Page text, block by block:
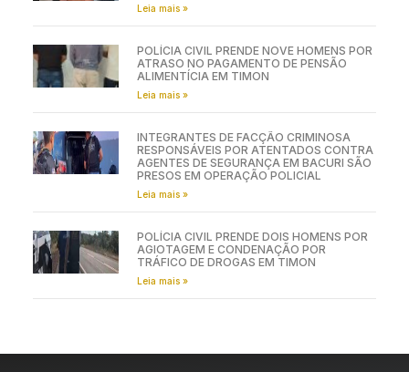
Leia mais »
POLÍCIA CIVIL PRENDE NOVE HOMENS POR
ATRASO NO PAGAMENTO DE PENSÃO
ALIMENTÍCIA EM TIMON
Leia mais »
INTEGRANTES DE FACÇÃO CRIMINOSA
RESPONSÁVEIS POR ATENTADOS CONTRA
AGENTES DE SEGURANÇA EM BACURI SÃO
PRESOS EM OPERAÇÃO POLICIAL
Leia mais »
POLÍCIA CIVIL PRENDE DOIS HOMENS POR
AGIOTAGEM E CONDENAÇÃO POR
TRÁFICO DE DROGAS EM TIMON
Leia mais »